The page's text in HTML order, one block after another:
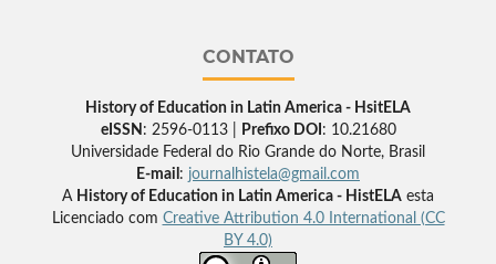
CONTATO
History of Education in Latin America - HsitELA
eISSN : 2596-0113 | Prefixo DOI : 10.21680
Universidade Federal do Rio Grande do Norte, Brasil
E-mail : journalhistela@gmail.com
A History of Education in Latin America - HistELA esta
Licenciado com Creative Attribution 4.0 International (CC
BY 4.0)